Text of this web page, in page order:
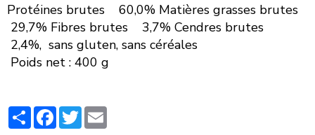
Protéines brutes 60,0% Matières grasses brutes
29,7% Fibres brutes 3,7% Cendres brutes
2,4%, sans gluten, sans céréales
Poids net : 400 g
PartagerFacebook
Twitter